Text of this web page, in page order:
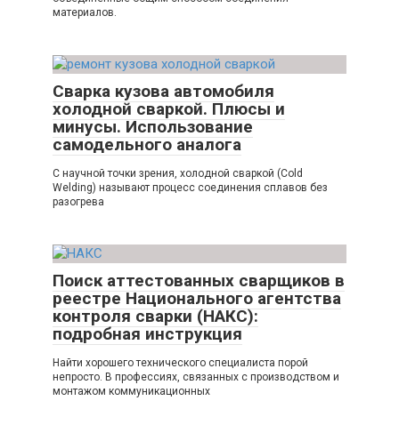
материалов.
Сварка кузова автомобиля
холодной сваркой. Плюсы и
минусы. Использование
самодельного аналога
С научной точки зрения, холодной сваркой (Cold
Welding) называют процесс соединения сплавов без
разогрева
Поиск аттестованных сварщиков в
реестре Национального агентства
контроля сварки (НАКС):
подробная инструкция
Найти хорошего технического специалиста порой
непросто. В профессиях, связанных с производством и
монтажом коммуникационных